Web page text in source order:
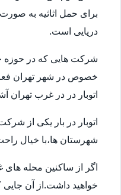
برای حمل اثاثیه به
دریایی است.
شرکت هایی که در حوزه
خصوص در شهر تهران
اتوبار در در غرب تهران
اتوبار در بار یکی از
شهرستان ها،با خیال
اگر از ساکنین محله های
خواهید داشت.از آن